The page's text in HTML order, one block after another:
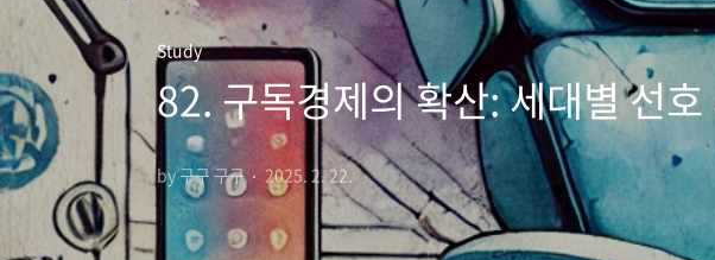
Study
82. 구독경제의 확산: 세대별 선
by 구구 구구 2025. 2. 22.